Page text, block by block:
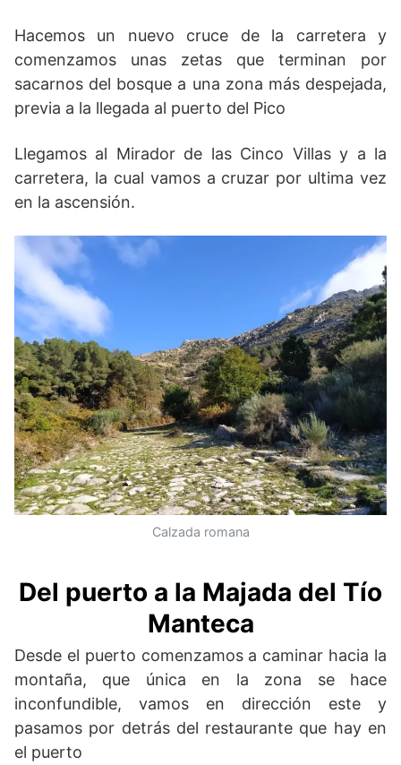
Hacemos un nuevo cruce de la carretera y
comenzamos unas zetas que terminan por
sacarnos del bosque a una zona más despejada,
previa a la llegada al puerto del Pico
Llegamos al Mirador de las Cinco Villas y a la
carretera, la cual vamos a cruzar por ultima vez
en la ascensión.
Calzada romana
Del puerto a la Majada del Tío
Manteca
Desde el puerto comenzamos a caminar hacia la
montaña, que única en la zona se hace
inconfundible, vamos en dirección este y
pasamos por detrás del restaurante que hay en
el puerto